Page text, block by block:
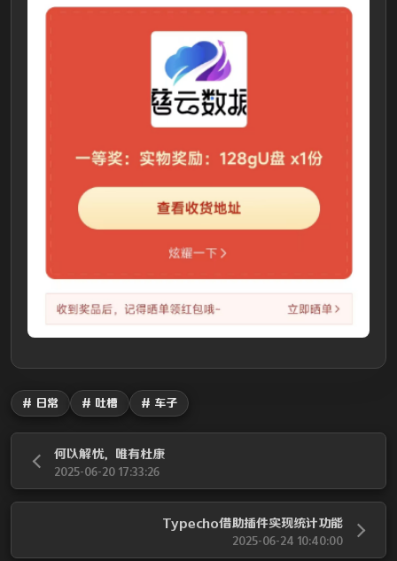
# 日常 # 吐槽 # 车子
何以解忧，唯有杜康
2025-06-20 17:33:26
Typecho借助插件实现统计功能
2025-06-24 10:40:00